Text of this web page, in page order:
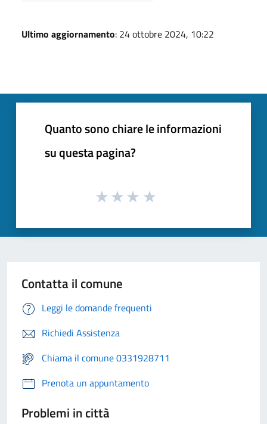
Ultimo aggiornamento: 24 ottobre 2024, 10:22
Quanto sono chiare le informazioni
su questa pagina?
Contatta il comune
Leggi le domande frequenti
Richiedi Assistenza
Chiama il comune 0331928711
Prenota un appuntamento
Problemi in città